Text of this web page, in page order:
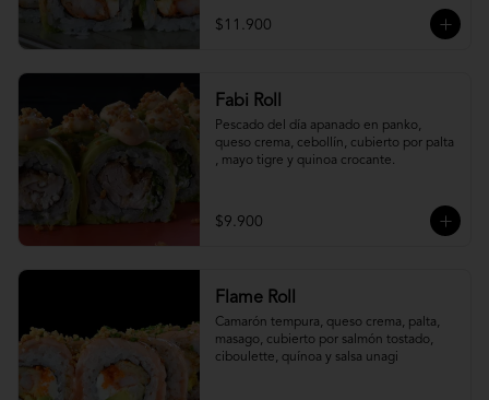
$11.900
Fabi Roll
Pescado del día apanado en panko,
queso crema, cebollín, cubierto por palta
, mayo tigre y quinoa crocante.
$9.900
Flame Roll
Camarón tempura, queso crema, palta,
masago, cubierto por salmón tostado,
ciboulette, quínoa y salsa unagi